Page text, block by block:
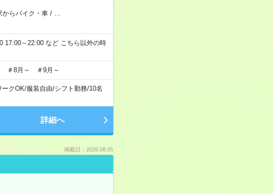
からバイク・車/ …
～22:00 など こちら以外の時
＃8月～ ＃9月～
ークOK/服装自由/シフト勤務/10名
詳細へ
掲載日：2026.08.05